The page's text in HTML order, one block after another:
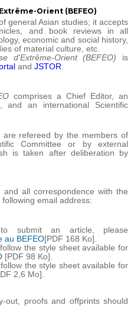
Orient (BEFEO)
general Asian studies; it accepts
and book reviews in all
economic and social history,
of material culture, etc.
d'Extrême-Orient (BEFEO) is
and JSTOR
comprises a Chief Editor, an
and an international Scientific
are refereed by the members of
Committee or by external
is taken after deliberation by
and all correspondence with the
email address:
submit an article, please
au BEFEO[PDF 168 Ko].
the style sheet available for
[PDF 98 Ko].
the style sheet available for
2,6 Mo].
out, proofs and offprints should